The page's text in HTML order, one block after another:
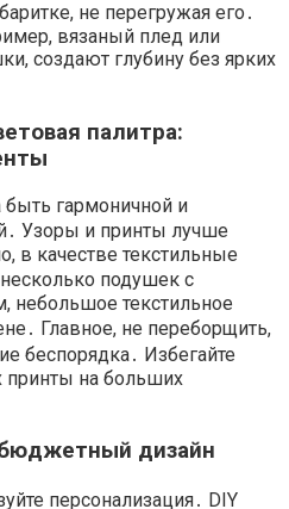
не перегружая его․
вязаный плед или
создают глубину без ярких
палитра:
гармоничной и
Узоры и принты лучше
в качестве текстильные
подушек с
небольшое текстильное
Главное, не переборщить,
беспорядка․ Избегайте
на больших
бюджетный дизайн
персонализация․ DIY